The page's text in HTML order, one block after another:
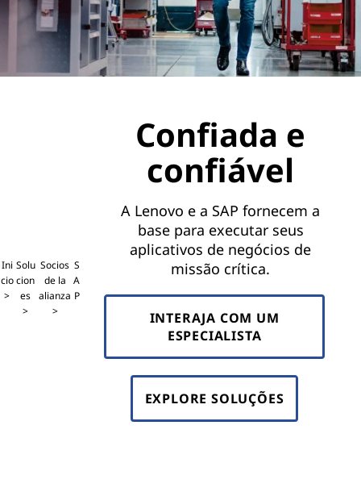
Ini
cio
Solu
cion
es
Socios
de la
alianza
S
A
P
Confiada e
confiável
A Lenovo e a SAP fornecem a
base para executar seus
aplicativos de negócios de
missão crítica.
INTERAJA COM UM
ESPECIALISTA
EXPLORE SOLUÇÕES